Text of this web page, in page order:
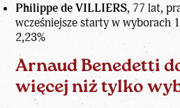
Philippe de VILLIERS, 77 lat,
wcześniejsze starty w wyborach
2,23%
Arnaud Benedetti
więcej niż tylko